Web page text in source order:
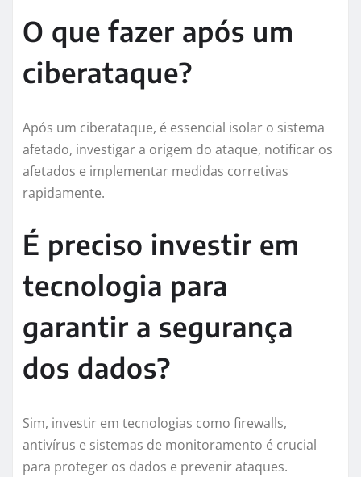
O que fazer após um
ciberataque?
Após um ciberataque, é essencial isolar o sistema
afetado, investigar a origem do ataque, notificar os
afetados e implementar medidas corretivas
rapidamente.
É preciso investir em
tecnologia para
garantir a segurança
dos dados?
Sim, investir em tecnologias como firewalls,
antivírus e sistemas de monitoramento é crucial
para proteger os dados e prevenir ataques.